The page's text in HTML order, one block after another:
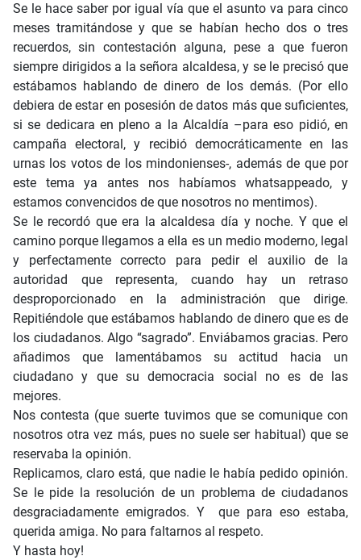
Se le hace saber por igual vía que el asunto va para cinco
meses tramitándose y que se habían hecho dos o tres
recuerdos, sin contestación alguna, pese a que fueron
siempre dirigidos a la señora alcaldesa, y se le precisó que
estábamos hablando de dinero de los demás. (Por ello
debiera de estar en posesión de datos más que suficientes,
si se dedicara en pleno a la Alcaldía –para eso pidió, en
campaña electoral, y recibió democráticamente en las
urnas los votos de los mindonienses-, además de que por
este tema ya antes nos habíamos whatsappeado, y
estamos convencidos de que nosotros no mentimos).
Se le recordó que era la alcaldesa día y noche. Y que el
camino porque llegamos a ella es un medio moderno, legal
y perfectamente correcto para pedir el auxilio de la
autoridad que representa, cuando hay un retraso
desproporcionado en la administración que dirige.
Repitiéndole que estábamos hablando de dinero que es de
los ciudadanos. Algo “sagrado”. Enviábamos gracias. Pero
añadimos que lamentábamos su actitud hacia un
ciudadano y que su democracia social no es de las
mejores.
Nos contesta (que suerte tuvimos que se comunique con
nosotros otra vez más, pues no suele ser habitual) que se
reservaba la opinión.
Replicamos, claro está, que nadie le había pedido opinión.
Se le pide la resolución de un problema de ciudadanos
desgraciadamente emigrados. Y que para eso estaba,
querida amiga. No para faltarnos al respeto.
Y hasta hoy!